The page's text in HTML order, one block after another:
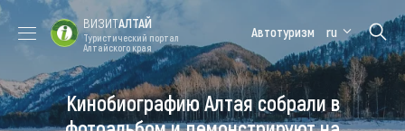
Форум VISIT
ALTAI
Цветение
маральника
Медицинский
форум
Алтайская
зимовка
ВИЗИТАЛТАЙ
Туристический портал
Алтайского края
Автотуризм ru
Кинобиографию Алтая собрали в